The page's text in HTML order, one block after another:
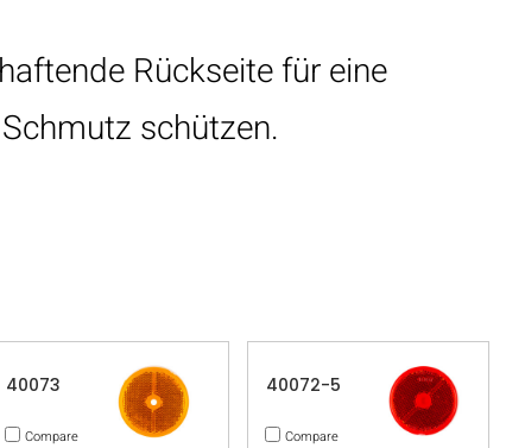
Rückseite für eine
schützen.
40073
Compare
40072-5
Compare